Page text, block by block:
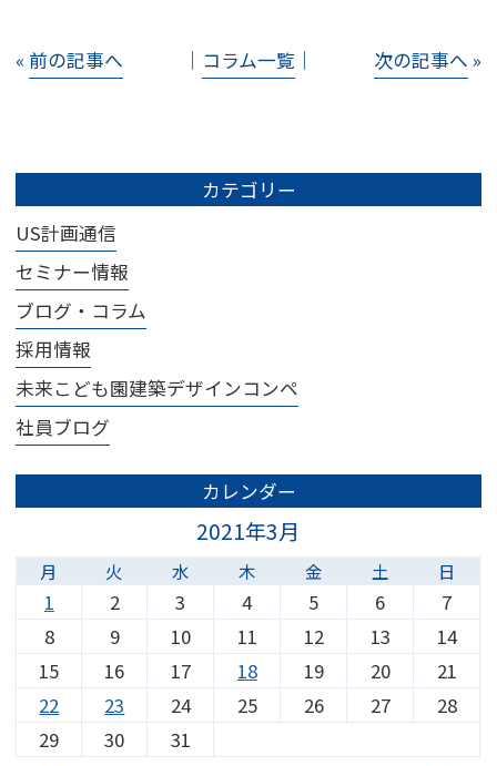
« 前の記事へ │ コラム一覧 │ 次の記事へ »
カテゴリー
US計画通信
セミナー情報
ブログ・コラム
採用情報
未来こども園建築デザインコンペ
社員ブログ
カレンダー
2021年3月
月 火 水 木 金 土 日
1 2 3 4 5 6
7
8
9 10 11 12 13
14
15
16 17 18 19 20
21
22
23 24 25 26 27
28
29
30 31